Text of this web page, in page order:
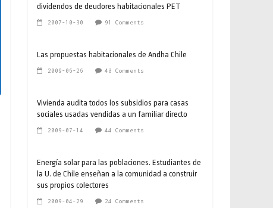
dividendos de deudores habitacionales PET
2007-10-30 91 Comments
Las propuestas habitacionales de Andha Chile
2009-06-26 48 Comments
Vivienda audita todos los subsidios para casas
sociales usadas vendidas a un familiar directo
2009-07-14 44 Comments
Energía solar para las poblaciones. Estudiantes de
la U. de Chile enseñan a la comunidad a construir
sus propios colectores
2009-04-29 24 Comments